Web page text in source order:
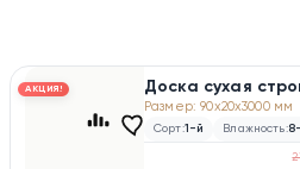
АКЦИЯ! Доска сухая
Размер: 90x20x3000 мм
Сорт:1-й Влажность:8-